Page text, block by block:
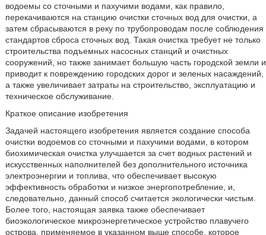
водоемы со сточными и пахучими водами, как правило,
перекачиваются на станцию очистки сточных вод для очистки, а
затем сбрасываются в реку по трубопроводам после соблюдения
стандартов сброса сточных вод. Такая очистка требует не только
строительства подъемных насосных станций и очистных
сооружений, но также занимает большую часть городской земли и
приводит к повреждению городских дорог и зеленых насаждений,
а также увеличивает затраты на строительство, эксплуатацию и
техническое обслуживание.
Краткое описание изобретения
Задачей настоящего изобретения является создание способа
очистки водоемов со сточными и пахучими водами, в котором
биохимическая очистка улучшается за счет водных растений и
искусственных наполнителей без дополнительного источника
электроэнергии и топлива, что обеспечивает высокую
эффективность обработки и низкое энергопотребление, и,
следовательно, данный способ считается экологически чистым.
Более того, настоящая заявка также обеспечивает
биоэкологическое микроэнергетическое устройство плавучего
острова, применяемое в указанном выше способе, которое